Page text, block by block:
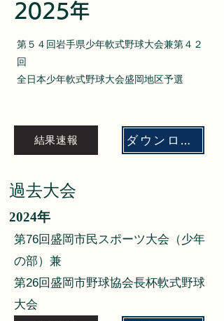
​2025年
第５４回岩手県少年軟式野球大会兼第４２
回
全日本少年軟式野球大会盛岡地区予選
結果速報 ダウンロード
過去大会
​2024年
第76回盛岡市民スポーツ大会（少年
の部）兼
第26回盛岡市野球協会長杯軟式野球
大会